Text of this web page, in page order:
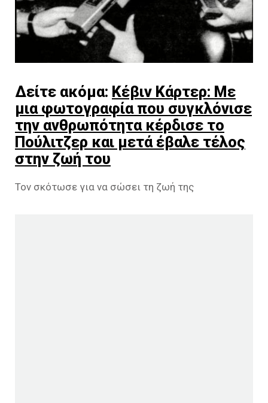
Δείτε ακόμα: Κέβιν Κάρτερ: Με
μια φωτογραφία που συγκλόνισε
την ανθρωπότητα κέρδισε το
Πούλιτζερ και μετά έβαλε τέλος
στην ζωή του
Τον σκότωσε για να σώσει τη ζωή της